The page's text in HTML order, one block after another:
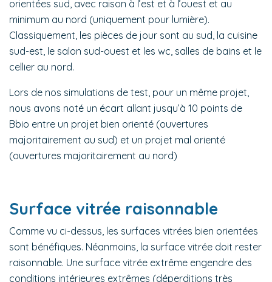
orientées sud, avec raison à l’est et à l’ouest et au
minimum au nord (uniquement pour lumière).
Classiquement, les pièces de jour sont au sud, la cuisine
sud-est, le salon sud-ouest et les wc, salles de bains et le
cellier au nord.
Lors de nos simulations de test, pour un même projet,
nous avons noté un écart allant jusqu’à 10 points de
Bbio entre un projet bien orienté (ouvertures
majoritairement au sud) et un projet mal orienté
(ouvertures majoritairement au nord)
Surface vitrée raisonnable
Comme vu ci-dessus, les surfaces vitrées bien orientées
sont bénéfiques. Néanmoins, la surface vitrée doit rester
raisonnable. Une surface vitrée extrême engendre des
conditions intérieures extrêmes (déperditions très